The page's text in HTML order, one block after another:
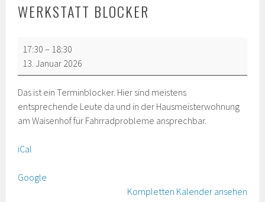
WERKSTATT BLOCKER
Offene
Fahrrad-
Selbsthilfe-
Werkstatt
Blocker
17:30 – 18:30
13. Januar 2026
Das ist ein Terminblocker. Hier sind meistens
entsprechende Leute da und in der Hausmeisterwohnung
am Waisenhof für Fahrradprobleme ansprechbar.
iCal
Google
Kompletten Kalender ansehen